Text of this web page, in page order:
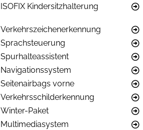
ISOFIX Kindersitzhalterung
Verkehrszeichenerkennung
Sprachsteuerung
Spurhalteassistent
Navigationssystem
Seitenairbags vorne
Verkehrsschilderkennung
Winter-Paket
Multimediasystem